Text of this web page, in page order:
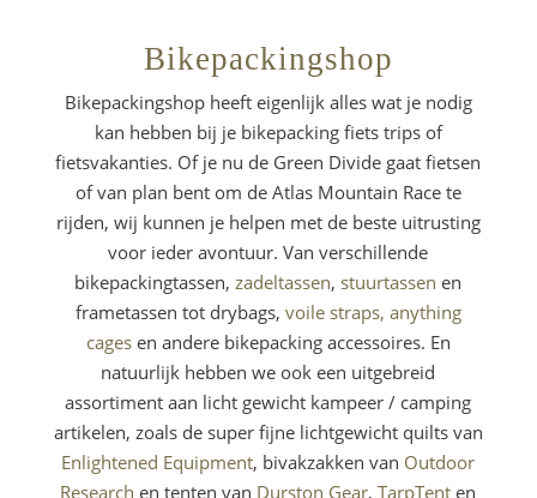
Bikepackingshop
Bikepackingshop heeft eigenlijk alles wat je nodig
kan hebben bij je bikepacking fiets trips of
fietsvakanties. Of je nu de Green Divide gaat fietsen
of van plan bent om de Atlas Mountain Race te
rijden, wij kunnen je helpen met de beste uitrusting
voor ieder avontuur. Van verschillende
bikepackingtassen, zadeltassen, stuurtassen en
frametassen tot drybags, voile straps, anything
cagesen andere bikepacking accessoires. En
natuurlijk hebben we ook een uitgebreid
assortiment aan licht gewicht kampeer / camping
artikelen, zoals de super fijne lichtgewicht quilts van
Enlightened Equipment, bivakzakken van Outdoor
Research en tenten van Durston Gear,TarpTent en